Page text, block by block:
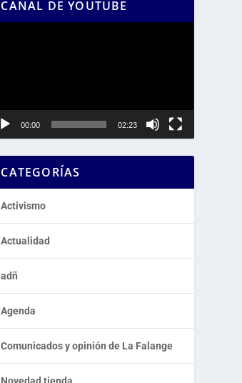
CANAL DE YOUTUBE
00:00 02:23
CATEGORÍAS
Activismo
Actualidad
adñ
Agenda
Comunicados y opinión de La Falange